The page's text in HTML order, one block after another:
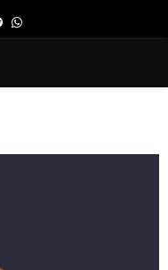
SpotifyWhatsapp